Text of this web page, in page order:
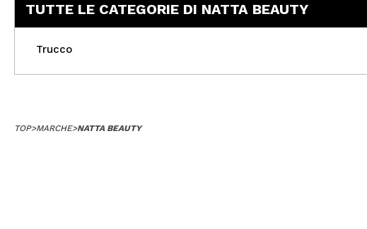
BLOG
TUTTE LE CATEGORIE DI NATTA BEAUTY
Trucco
TOP>MARCHE>NATTA BEAUTY